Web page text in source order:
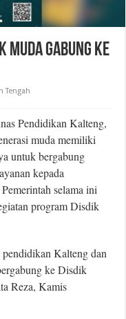
Muda Gabung ke
Tengah
Pendidikan Kalteng,
muda memiliki
untuk bergabung
kepada
selama ini
program Disdik
Kalteng dan
ke Disdik
Reza, Kamis